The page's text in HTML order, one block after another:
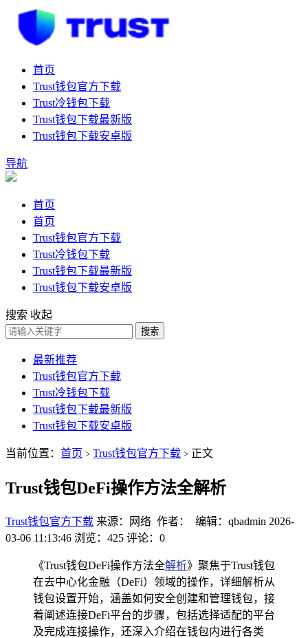
首页
Trust钱包官方下载
Trust冷钱包下载
Trust钱包下载最新版
Trust钱包下载安卓版
导航
首页
首页
Trust钱包官方下载
Trust冷钱包下载
Trust钱包下载最新版
Trust钱包下载安卓版
搜索 收起
搜索
最新推荐
Trust钱包官方下载
Trust冷钱包下载
Trust钱包下载最新版
Trust钱包下载安卓版
当前位置： 首页 > Trust钱包官方下载 > 正文
Trust钱包DeFi操作方法全解析
Trust钱包官方下载 来源：网络 作者： 编辑：qbadmin 2026-
03-06 11:13:46 浏览：425 评论：0
《Trust钱包DeFi操作方法全解析》聚焦于Trust钱包
在去中心化金融（DeFi）领域的操作，详细解析从
钱包设置开始，涵盖如何安全创建和管理钱包，接
着阐述连接DeFi平台的步骤，包括选择适配的平台
及完成连接操作，还深入介绍在钱包内进行各类